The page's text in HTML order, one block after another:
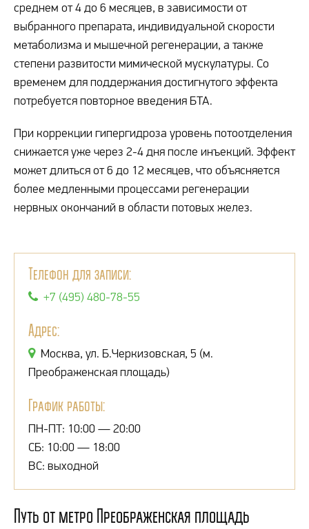
среднем от 4 до 6 месяцев, в зависимости от
выбранного препарата, индивидуальной скорости
метаболизма и мышечной регенерации, а также
степени развитости мимической мускулатуры. Со
временем для поддержания достигнутого эффекта
потребуется повторное введения БТА.
При коррекции гипергидроза уровень потоотделения
снижается уже через 2-4 дня после инъекций. Эффект
может длиться от 6 до 12 месяцев, что объясняется
более медленными процессами регенерации
нервных окончаний в области потовых желез.
Телефон для записи:
+7 (495) 480-78-55
Адрес:
Москва, ул. Б.Черкизовская, 5 (м.
Преображенская площадь)
График работы:
ПН-ПТ: 10:00 — 20:00
СБ: 10:00 — 18:00
ВС: выходной
Путь от метро Преображенская площадь